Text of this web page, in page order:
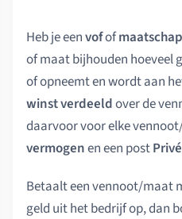
Heb je eenvofofmaatschap
of maat bijhouden hoeveel
of opneemt en wordt aan
winst verdeeldover de
daarvoor voor elke
vermogenen een post
Betaalt een vennoot/maat
geld uit het bedrijf op, dan